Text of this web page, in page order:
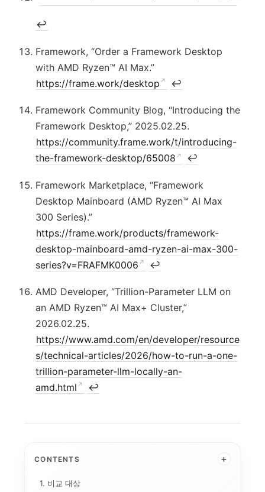
↩
Framework, “Order a Framework Desktop
with AMD Ryzen™ AI Max.”
https://frame.work/desktop
↩
Framework Community Blog, “Introducing the
Framework Desktop,” 2025.02.25.
https://community.frame.work/t/introducing-
the-framework-desktop/65008
↩
Framework Marketplace, “Framework
Desktop Mainboard (AMD Ryzen™ AI Max
300 Series).”
https://frame.work/products/framework-
desktop-mainboard-amd-ryzen-ai-max-300-
series?v=FRAFMK0006
↩
AMD Developer, “Trillion-Parameter LLM on
an AMD Ryzen™ AI Max+ Cluster,”
2026.02.25.
https://www.amd.com/en/developer/resource
s/technical-articles/2026/how-to-run-a-one-
trillion-parameter-llm-locally-an-
amd.html
↩
CONTENTS +
1. 비교 대상